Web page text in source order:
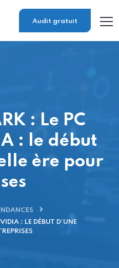
Audit gratuit
: Le PC
: le début
ère pour
: LE DÉBUT D’UNE